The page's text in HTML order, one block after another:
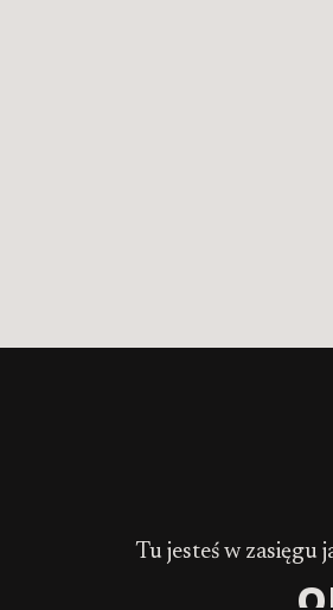
Tu jesteś w zasięgu